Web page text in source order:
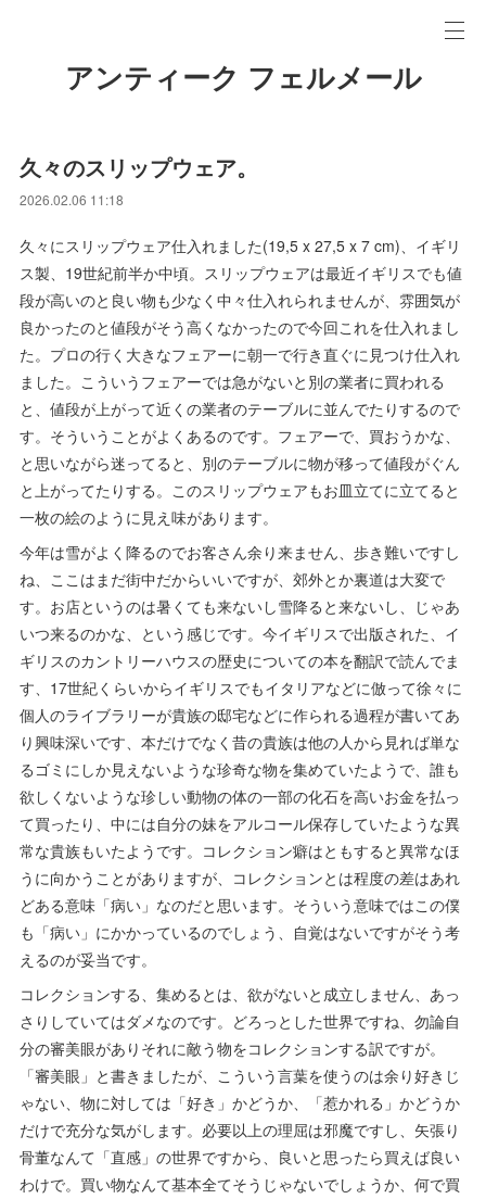
アンティーク フェルメール
久々のスリップウェア。
2026.02.06 11:18
久々にスリップウェア仕入れました(19,5 x 27,5 x 7 cm)、イギリ
ス製、19世紀前半か中頃。スリップウェアは最近イギリスでも値
段が高いのと良い物も少なく中々仕入れられませんが、雰囲気が
良かったのと値段がそう高くなかったので今回これを仕入れまし
た。プロの行く大きなフェアーに朝一で行き直ぐに見つけ仕入れ
ました。こういうフェアーでは急がないと別の業者に買われる
と、値段が上がって近くの業者のテーブルに並んでたりするので
す。そういうことがよくあるのです。フェアーで、買おうかな、
と思いながら迷ってると、別のテーブルに物が移って値段がぐん
と上がってたりする。このスリップウェアもお皿立てに立てると
一枚の絵のように見え味があります。
今年は雪がよく降るのでお客さん余り来ません、歩き難いですし
ね、ここはまだ街中だからいいですが、郊外とか裏道は大変で
す。お店というのは暑くても来ないし雪降ると来ないし、じゃあ
いつ来るのかな、という感じです。今イギリスで出版された、イ
ギリスのカントリーハウスの歴史についての本を翻訳で読んでま
す、17世紀くらいからイギリスでもイタリアなどに倣って徐々に
個人のライブラリーが貴族の邸宅などに作られる過程が書いてあ
り興味深いです、本だけでなく昔の貴族は他の人から見れば単な
るゴミにしか見えないような珍奇な物を集めていたようで、誰も
欲しくないような珍しい動物の体の一部の化石を高いお金を払っ
て買ったり、中には自分の妹をアルコール保存していたような異
常な貴族もいたようです。コレクション癖はともすると異常なほ
うに向かうことがありますが、コレクションとは程度の差はあれ
どある意味「病い」なのだと思います。そういう意味ではこの僕
も「病い」にかかっているのでしょう、自覚はないですがそう考
えるのが妥当です。
コレクションする、集めるとは、欲がないと成立しません、あっ
さりしていてはダメなのです。どろっとした世界ですね、勿論自
分の審美眼がありそれに敵う物をコレクションする訳ですが。
「審美眼」と書きましたが、こういう言葉を使うのは余り好きじ
ゃない、物に対しては「好き」かどうか、「惹かれる」かどうか
だけで充分な気がします。必要以上の理屈は邪魔ですし、矢張り
骨董なんて「直感」の世界ですから、良いと思ったら買えば良い
わけで。買い物なんて基本全てそうじゃないでしょうか、何で買